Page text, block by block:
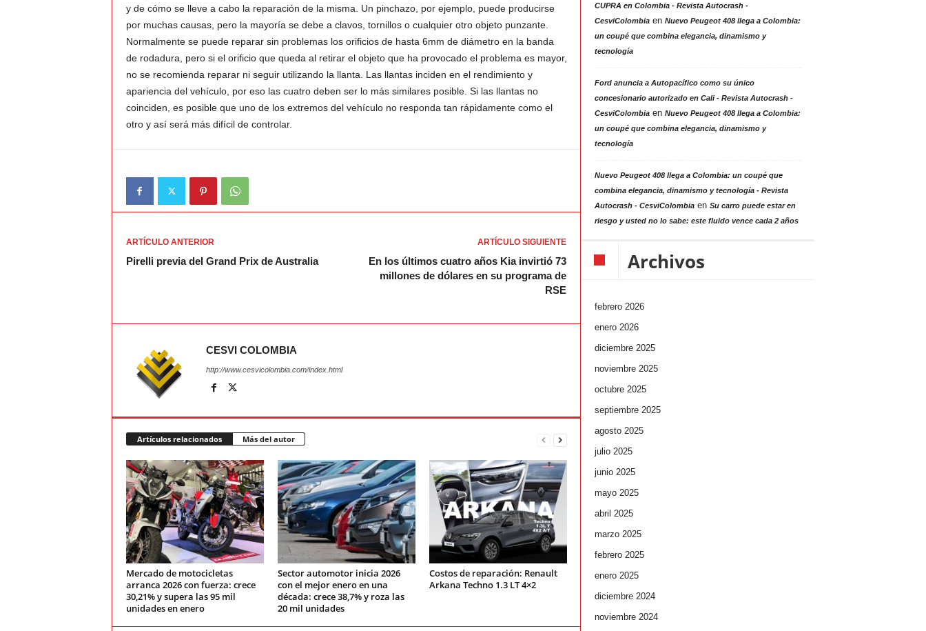
C
o
l
o
i
y de cómo se lleve a cabo la reparación de la misma. Un pinchazo, por ejemplo, puede producirse
por muchas causas, pero la mayoría se debe a clavos, tornillos o cualquier otro objeto punzante.
Normalmente se puede reparar sin problemas los orificios de hasta 6mm de diámetro en la banda
de rodadura, pero si el orificio que queda al retirar el objeto que ha provocado el problema es mayor,
no se recomienda reparar ni seguir utilizando la llanta. Las llantas inciden en el rendimiento y
apariencia del vehículo, por eso las cuatro deben ser lo más similares posible. Si las llantas no
coinciden, es posible que uno de los extremos del vehículo no responda tan rápidamente como el
otro y así será más difícil de controlar.
ARTÍCULO ANTERIOR
Pirelli previa del Grand Prix de Australia
ARTÍCULO SIGUIENTE
En los últimos cuatro años Kia invirtió 73
millones de dólares en su programa de
RSE
CESVI COLOMBIA
http://www.cesvicolombia.com/index.html
Artículos relacionados Más del autor
Mercado de motocicletas
arranca 2026 con fuerza: crece
30,21% y supera las 95 mil
unidades en enero
Sector automotor inicia 2026
con el mejor enero en una
década: crece 38,7% y roza las
20 mil unidades
Costos de reparación: Renault
Arkana Techno 1.3 LT 4×2
CUPRA en Colombia - Revista Autocrash -
CesviColombiaen Nuevo Peugeot 408 llega a Colombia:
un coupé que combina elegancia, dinamismo y
tecnología
Ford anuncia a Autopacífico como su único
concesionario autorizado en Cali - Revista Autocrash -
CesviColombiaen Nuevo Peugeot 408 llega a Colombia:
un coupé que combina elegancia, dinamismo y
tecnología
Nuevo Peugeot 408 llega a Colombia: un coupé que
combina elegancia, dinamismo y tecnología - Revista
Autocrash - CesviColombiaen Su carro puede estar en
riesgo y usted no lo sabe: este fluido vence cada 2 años
Archivos
febrero 2026
enero 2026
diciembre 2025
noviembre 2025
octubre 2025
septiembre 2025
agosto 2025
julio 2025
junio 2025
mayo 2025
abril 2025
marzo 2025
febrero 2025
enero 2025
diciembre 2024
noviembre 2024